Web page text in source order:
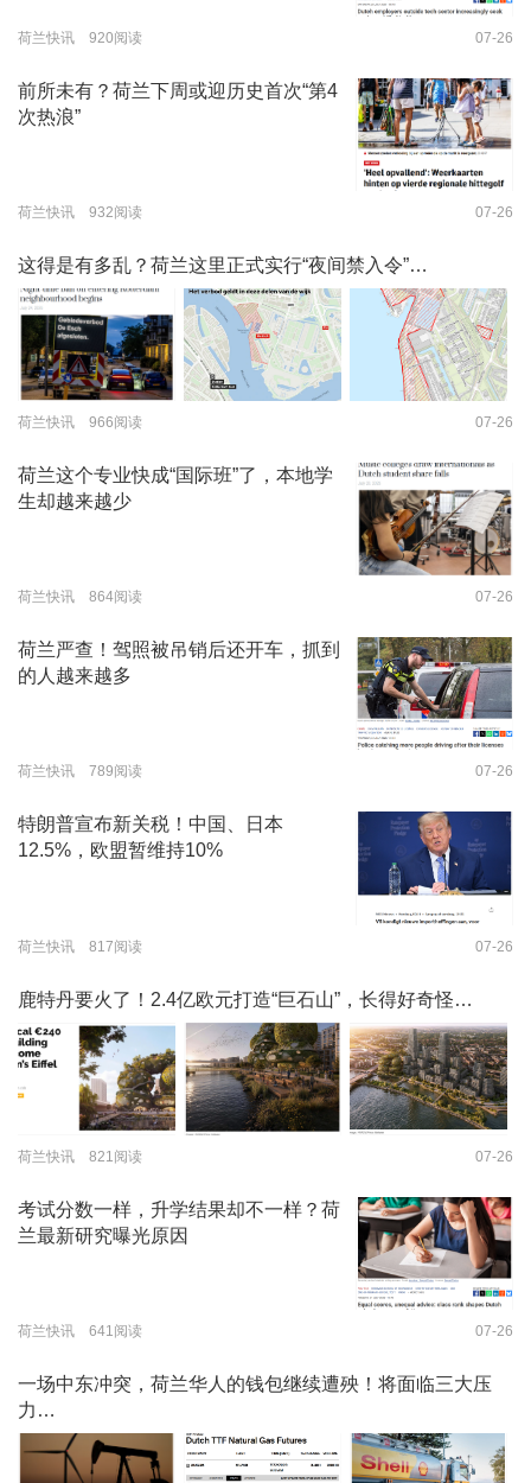
荷兰快讯 920阅读 07-26
前所未有？荷兰下周或迎历史首次“第4
次热浪”
荷兰快讯 932阅读 07-26
这得是有多乱？荷兰这里正式实行“夜间禁入令”…
荷兰快讯 966阅读 07-26
荷兰这个专业快成“国际班”了，本地学
生却越来越少
荷兰快讯 864阅读 07-26
荷兰严查！驾照被吊销后还开车，抓到
的人越来越多
荷兰快讯 789阅读 07-26
特朗普宣布新关税！中国、日本
12.5%，欧盟暂维持10%
荷兰快讯 817阅读 07-26
鹿特丹要火了！2.4亿欧元打造“巨石山”，长得好奇怪…
荷兰快讯 821阅读 07-26
考试分数一样，升学结果却不一样？荷
兰最新研究曝光原因
荷兰快讯 641阅读 07-26
一场中东冲突，荷兰华人的钱包继续遭殃！将面临三大压
力…